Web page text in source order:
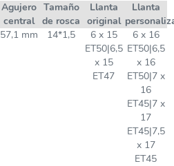
Agujero
central
Tamaño
de rosca
Llanta
original
Llanta
57,1 mm 14*1,5
6 x 15
ET50|6,5
x 15
ET47
6 x 16
ET50|6,5
x 16
ET50|7 x
16
ET45|7 x
17
ET45|7,5
x 17
ET45